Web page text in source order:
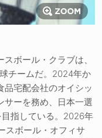
ボール・クラブは、
チームだ。2024年か
品宅配会社のオイシッ
サーを務め、日本一選
目指している。2026年
スボール・オフィサ